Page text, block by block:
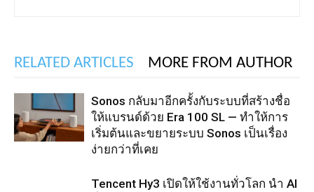
RELATED ARTICLES MORE FROM AUTHOR
Sonos กลับมาอีกครั้งกับระบบที่สร้างชื่อ
ให้แบรนด์ด้วย Era 100 SL — ทำให้การ
เริ่มต้นและขยายระบบ Sonos เป็นเรื่อง
ง่ายกว่าที่เคย
Tencent Hy3 เปิดให้ใช้งานทั่วโลก นำ AI